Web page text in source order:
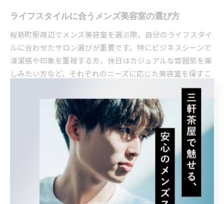
ライフスタイルに合うメンズ美容室の選び方
桜新町駅周辺でメンズ美容室を選ぶ際、自分のライフスタイ
ルに合わせたサロン選びが重要です。特にビジネスシーンで
清潔感や印象を重視する方、休日はカジュアルな雰囲気を楽
しみたい方など、それぞれのニーズに応じた美容室を探すこ
とで、日常にフィットしたヘアスタイルが実現できます。
例えば、平日はオフィスでの身だしなみを意識し、週末は趣
味やリラックスした時間を楽しみたい方には、フェードカッ
トのような清潔感と個性を併せ持つスタイルが人気です。駅
近のメンズ美容室では、髪質や骨格に合わせたアドバイス
や、再現性の高いカットを提供してくれる点が支持されてい
また、忙しい毎日でも通いやすい立地や、予約の取りやす
さ、リラクゼーションメニューの有無なども大切なチェック